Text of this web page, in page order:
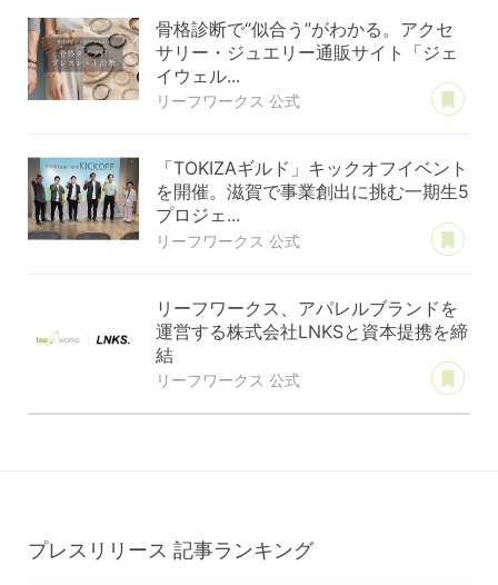
骨格診断で“似合う”がわかる。アクセ
サリー・ジュエリー通販サイト「ジェ
イウェル...
リーフワークス 公式
「TOKIZAギルド」キックオフイベント
を開催。滋賀で事業創出に挑む一期生5
プロジェ...
リーフワークス 公式
リーフワークス、アパレルブランドを
運営する株式会社LNKSと資本提携を締
結
リーフワークス 公式
プレスリリース 記事ランキング